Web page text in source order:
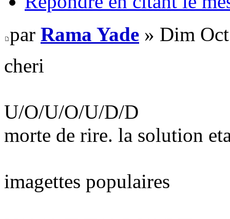
par Rama Yade » Dim
cheri
U/O/U/O/U/D/D
morte de rire. la solution
imagettes populaires